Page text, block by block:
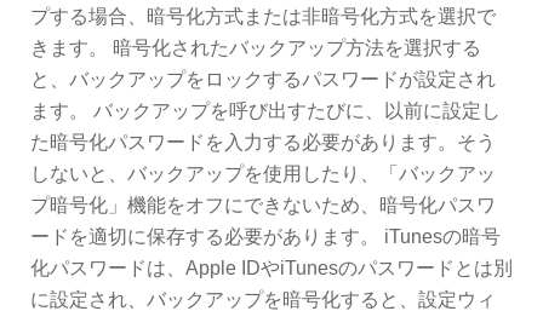
プする場合、暗号化方式または非暗号化方式を選択で
きます。 暗号化されたバックアップ方法を選択する
と、バックアップをロックするパスワードが設定され
ます。 バックアップを呼び出すたびに、以前に設定し
た暗号化パスワードを入力する必要があります。そう
しないと、バックアップを使用したり、「バックアッ
プ暗号化」機能をオフにできないため、暗号化パスワ
ードを適切に保存する必要があります。 iTunesの暗号
化パスワードは、Apple IDやiTunesのパスワードとは別
に設定され、バックアップを暗号化すると、設定ウィ